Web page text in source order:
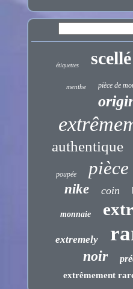
étiquettes scellé
menthe pièce de
authentique
poupée pièce
nike coin
monnaie
extremely
noir
extrêmement